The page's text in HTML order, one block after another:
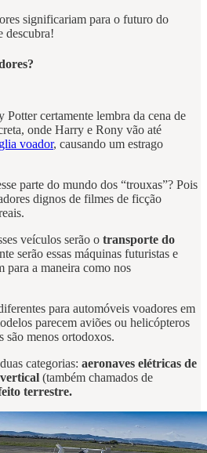
significariam para o futuro do
descubra!
certamente lembra da cena de
onde Harry e Rony vão até
voador, causando um estrago
parte do mundo dos “trouxas”? Pois
dignos de filmes de ficção
veículos serão o transporte do
serão essas máquinas futuristas e
para a maneira como nos
para automóveis voadores em
parecem aviões ou helicópteros
são menos ortodoxos.
categorias: aeronaves elétricas de
(também chamados de
terrestre.